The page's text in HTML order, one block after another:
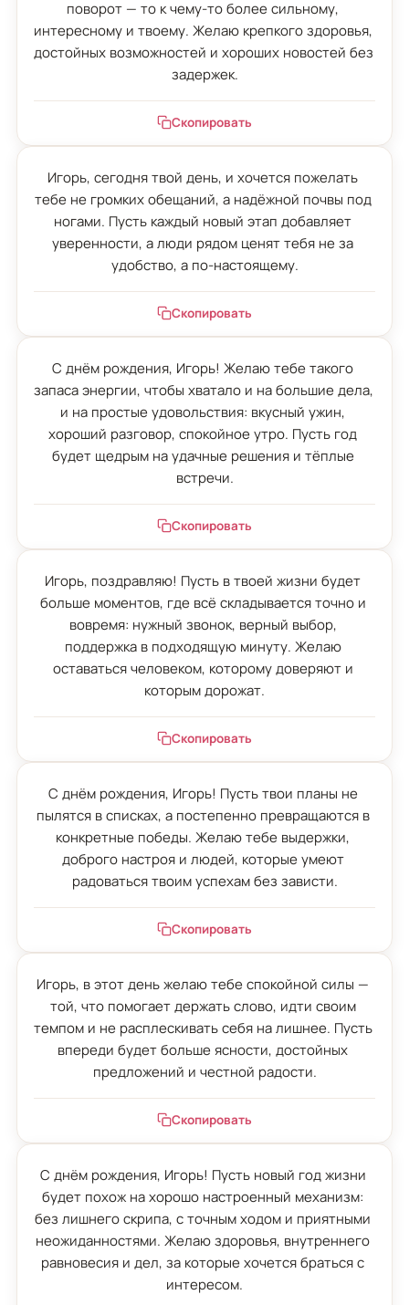
поворот — то к чему-то более сильному,
интересному и твоему. Желаю крепкого здоровья,
достойных возможностей и хороших новостей без
задержек.
Скопировать
Игорь, сегодня твой день, и хочется пожелать
тебе не громких обещаний, а надёжной почвы под
ногами. Пусть каждый новый этап добавляет
уверенности, а люди рядом ценят тебя не за
удобство, а по-настоящему.
Скопировать
С днём рождения, Игорь! Желаю тебе такого
запаса энергии, чтобы хватало и на большие дела,
и на простые удовольствия: вкусный ужин,
хороший разговор, спокойное утро. Пусть год
будет щедрым на удачные решения и тёплые
встречи.
Скопировать
Игорь, поздравляю! Пусть в твоей жизни будет
больше моментов, где всё складывается точно и
вовремя: нужный звонок, верный выбор,
поддержка в подходящую минуту. Желаю
оставаться человеком, которому доверяют и
которым дорожат.
Скопировать
С днём рождения, Игорь! Пусть твои планы не
пылятся в списках, а постепенно превращаются в
конкретные победы. Желаю тебе выдержки,
доброго настроя и людей, которые умеют
радоваться твоим успехам без зависти.
Скопировать
Игорь, в этот день желаю тебе спокойной силы —
той, что помогает держать слово, идти своим
темпом и не расплескивать себя на лишнее. Пусть
впереди будет больше ясности, достойных
предложений и честной радости.
Скопировать
С днём рождения, Игорь! Пусть новый год жизни
будет похож на хорошо настроенный механизм:
без лишнего скрипа, с точным ходом и приятными
неожиданностями. Желаю здоровья, внутреннего
равновесия и дел, за которые хочется браться с
интересом.